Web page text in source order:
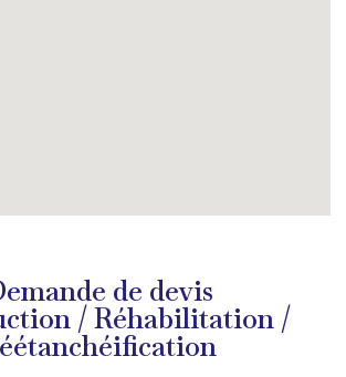
de devis
/ Réhabilitation /